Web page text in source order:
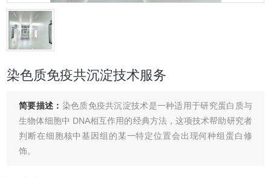
染色质免疫共沉淀技术服务
简要描述： 染色质免疫共沉淀技术是一种适用于研究蛋白质与
生物体细胞中 DNA相互作用的经典方法，这项技术帮助研究者
判断在细胞核中基因组的某一特定位置会出现何种组蛋白修
饰。